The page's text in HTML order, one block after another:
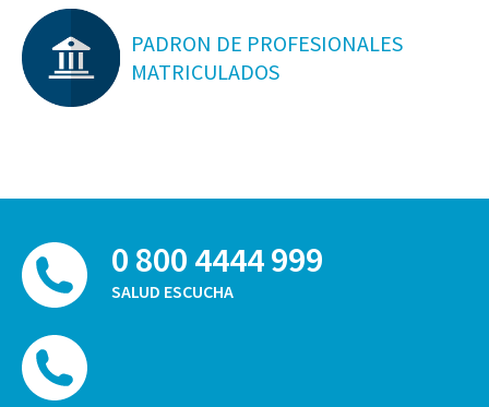
PADRON DE PROFESIONALES
MATRICULADOS
0 800 4444 999
SALUD ESCUCHA